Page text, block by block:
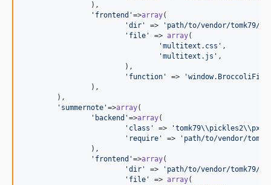
' frontend '=>array(
'dir ' => ' path/to/vendor/tomk79/
' file ' => array(
'multitext.css ' ,
'multitext.js ' ,
' function ' => '
' summernote '=>array(
' backend '=>array(
' class ' => 'tomk79\\pickles2\\
' require ' => ' path/to/vendor/
' frontend '=>array(
'dir ' => ' path/to/vendor/tomk79/
' file ' => array(